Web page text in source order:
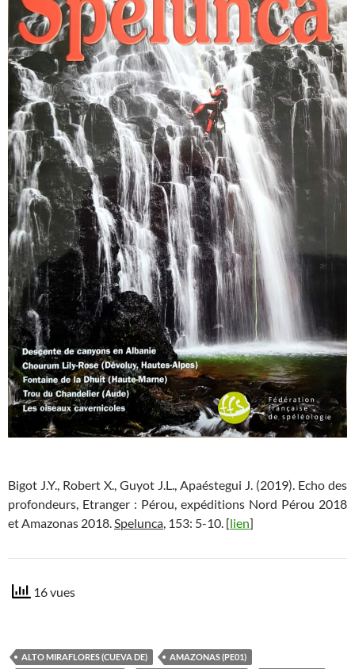
Bigot J.Y., Robert X., Guyot J.L., Apaéstegui J. (2019). Echo des
profondeurs, Etranger : Pérou, expéditions Nord Pérou 2018
et Amazonas 2018. Spelunca , 153: 5-10. [lien]
16 vues
ALTO MIRAFLORES (CUEVA DE)
AMAZONAS (PE01)